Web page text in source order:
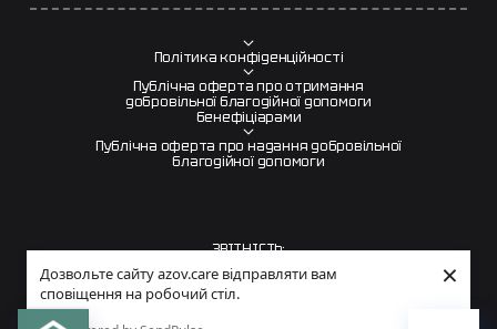
Дозвольте сайту azov.care відправляти вам
сповіщення на робочий стіл.
×
Політика конфіденційності
Публічна оферта про отримання
добровільної благодійної допомоги
бенефіціарами
Публічна оферта про надання добровільної
благодійної допомоги
ЗВІТНІСТЬ:
Звіт за 2025 рік